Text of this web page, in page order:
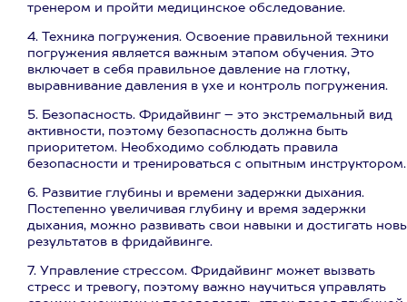
тренером и пройти медицинское обследование.
4. Техника погружения. Освоение правильной техники
погружения является важным этапом обучения. Это
включает в себя правильное давление на глотку,
выравнивание давления в ухе и контроль погружения.
5. Безопасность. Фридайвинг – это экстремальный вид
активности, поэтому безопасность должна быть
приоритетом. Необходимо соблюдать правила
безопасности и тренироваться с опытным инструктором.
6. Развитие глубины и времени задержки дыхания.
Постепенно увеличивая глубину и время задержки
дыхания, можно развивать свои навыки и достигать
результатов в фридайвинге.
7. Управление стрессом. Фридайвинг может вызвать
стресс и тревогу, поэтому важно научиться управлять